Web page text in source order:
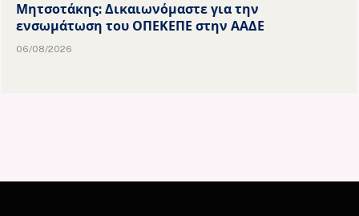
Μητσοτάκης: Δικαιωνόμαστε για την
ενσωμάτωση του ΟΠΕΚΕΠΕ στην ΑΑΔΕ
06/08/2026